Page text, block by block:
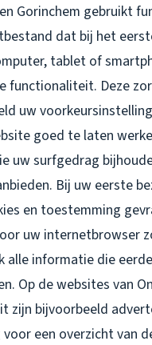
Gorinchem gebruikt
dat bij het
tablet of
functionaliteit. Deze
uw
goed te laten
uw surfgedrag
Bij uw eerste
en toestemming
uw internetbrowser
alle informatie die
Op de websites van
zijn bijvoorbeeld
een overzicht van